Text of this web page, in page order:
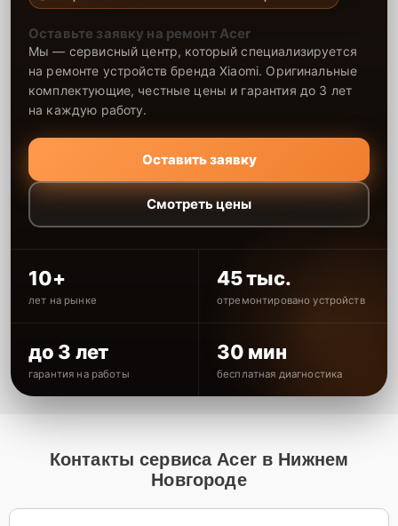
Оставьте заявку на ремонт Acer
Мы — сервисный центр, который специализируется
на ремонте устройств бренда Xiaomi. Оригинальные
комплектующие, честные цены и гарантия до 3 лет
на каждую работу.
Оставить заявку
Смотреть цены
10+
лет на рынке
45 тыс.
отремонтировано устройств
до 3 лет
гарантия на работы
30 мин
бесплатная диагностика
Контакты сервиса Acer в Нижнем
Новгороде